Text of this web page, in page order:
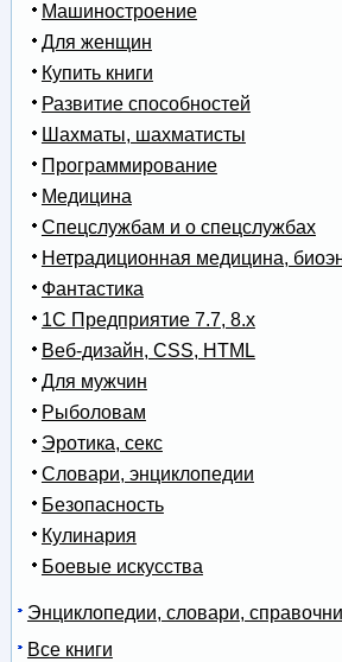
Машиностроение
Для женщин
Купить книги
Развитие способностей
Шахматы, шахматисты
Программирование
Медицина
Спецслужбам и о спецслужбах
Нетрадиционная медицина,
Фантастика
1С Предприятие 7.7, 8.x
Веб-дизайн, CSS, HTML
Для мужчин
Рыболовам
Эротика, секс
Словари, энциклопедии
Безопасность
Кулинария
Боевые искусства
Энциклопедии, словари,
Все книги